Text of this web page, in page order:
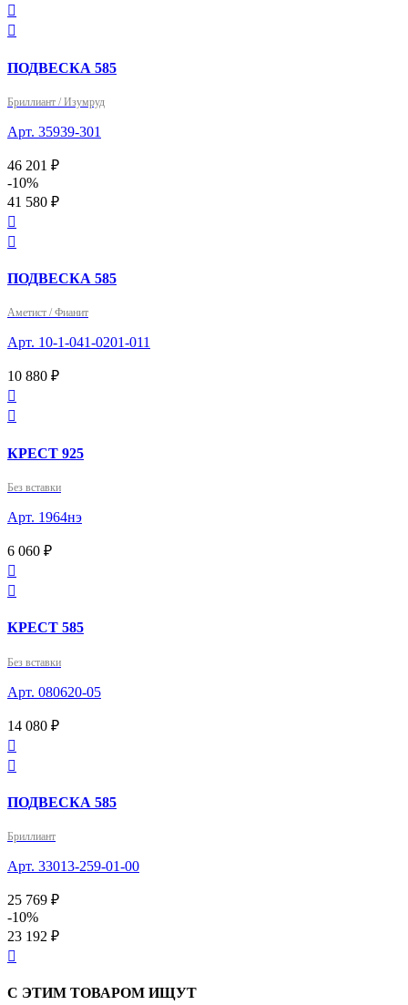


ПОДВЕСКА 585
Бриллиант / Изумруд
Арт. 35939-301
46 201 ₽
-10%
41 580 ₽


ПОДВЕСКА 585
Аметист / Фианит
Арт. 10-1-041-0201-011
10 880 ₽


КРЕСТ 925
Без вставки
Арт. 1964нэ
6 060 ₽


КРЕСТ 585
Без вставки
Арт. 080620-05
14 080 ₽


ПОДВЕСКА 585
Бриллиант
Арт. 33013-259-01-00
25 769 ₽
-10%
23 192 ₽

С ЭТИМ ТОВАРОМ ИЩУТ